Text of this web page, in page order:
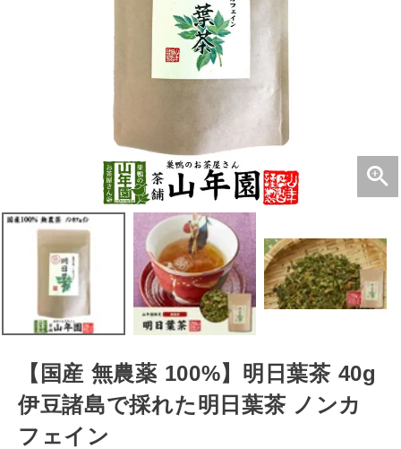
【国産 無農薬 100%】明日葉茶 40g
伊豆諸島で採れた明日葉茶 ノンカ
フェイン